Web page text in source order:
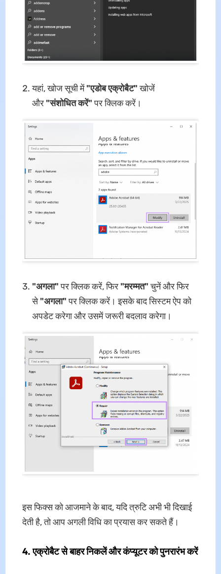
यहां, खोज सूची में"एडोब एक्रोबैट"खोजें
और"संशोधित करें"पर क्लिक करें।
"अगला"पर क्लिक करें, फिर "मरम्मत"चुनें और फिर
से"अगला"पर क्लिक करें। इसके बाद सिस्टम ऐप को
अपडेट करेगा और उसमें जरूरी बदलाव करेगा।
इस फिक्स को आजमाने के बाद, यदि त्रुटि अभी भी दिखाई
देती है, तो आप अगली विधि का प्रयास कर सकते हैं।
4.एक्रोबैट से बाहर निकलें और कंप्यूटर को पुनरारंभ करें